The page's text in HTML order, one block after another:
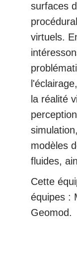
surfaces
virtuels.
la réalité
modèles
fluides,
Cette
équipes :
Geomod.